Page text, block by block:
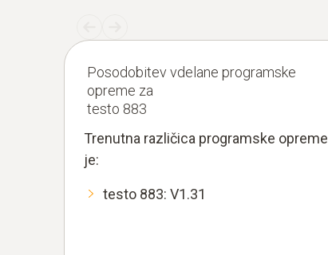
Posodobitev vdelane programske
opreme za
testo 883
Trenutna različica programske opreme
je:
testo 883: V1.31